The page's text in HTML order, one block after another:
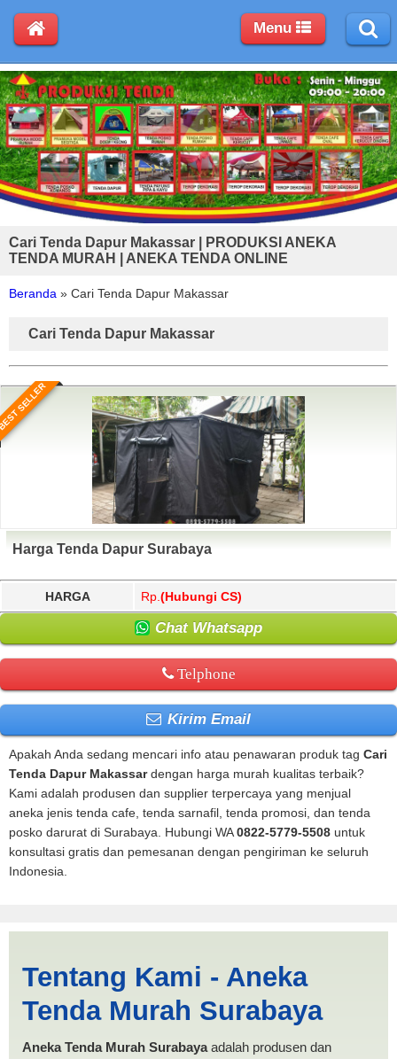
Cari Tenda Dapur Makassar | PRODUKSI ANEKA
TENDA MURAH | ANEKA TENDA ONLINE
Beranda » Cari Tenda Dapur Makassar
Cari Tenda Dapur Makassar
SELLER
Harga Tenda Dapur Surabaya
HARGA Rp. (Hubungi CS)
Chat Whatsapp
Telphone
Kirim Email
Apakah Anda sedang mencari info atau penawaran produk tag Cari
Tenda Dapur Makassardengan harga murah kualitas terbaik?
Kami adalah produsen dan supplier terpercaya yang menjual
aneka jenis tenda cafe, tenda sarnafil, tenda promosi, dan tenda
posko darurat di Surabaya. Hubungi WA0822-5779-5508 untuk
konsultasi gratis dan pemesanan dengan pengiriman ke seluruh
Indonesia.
PRODUKSI ANEKA TENDA
MURAH
Tentang Kami - Aneka
Tenda Murah Surabaya
Aneka Tenda Murah Surabayaadalah produsen dan
Menu